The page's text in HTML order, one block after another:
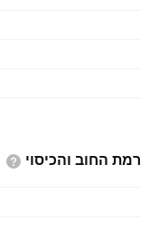
רמת החוב והכיסוי